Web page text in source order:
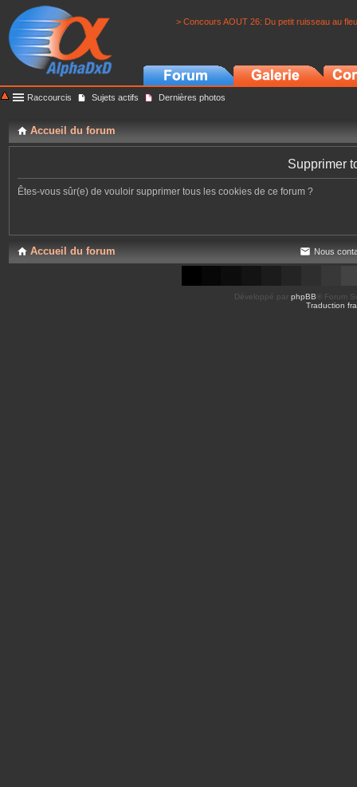
> Concours AOUT 26: Du petit ruisseau au
Raccourcis Sujets actifs Dernières photos
Accueil du forum
Supprimer
Êtes-vous sûr(e) de vouloir supprimer tous les cookies de ce forum ?
Accueil du forum Nous
Développé par phpBB ® Forum
Traduction